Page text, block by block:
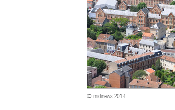
© midinews 2014